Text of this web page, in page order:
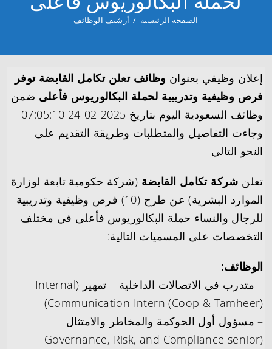
الصفحة الرئيسية / أرشيف الوظائف
إعلان وظيفي بعنوان وظائف تعلن تكامل القابضة توفر
فرص وظيفية وتدريبية لحملة البكالوريوس فأعلى ضمن
وظائف السعودية اليوم بتاريخ 2025-02-24 07:05:10
وجاءت التفاصيل والمتطلبات وطريقة التقديم على
النحو التالي
تعلن شركة تكامل القابضة (شركة حكومية تابعة لوزارة
الموارد البشرية) عن طرح (10) فرص وظيفية وتدريبية
للرجال والنساء حملة البكالوريوس فأعلى في مختلف
التخصصات على المسميات التالية:
الوظائف:
– متدرب في الاتصالات الداخلية – تمهير (Internal
Communication Intern (Coop & Tamheer))
– مسؤول أول الحوكمة والمخاطر والامتثال
(Governance, Risk, and Compliance senior